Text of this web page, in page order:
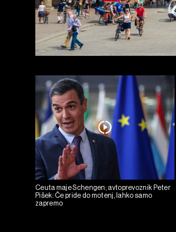
Ceuta maje Schengen; avtoprevoznik Peter
Pišek: Če pride do motenj, lahko samo
zapremo